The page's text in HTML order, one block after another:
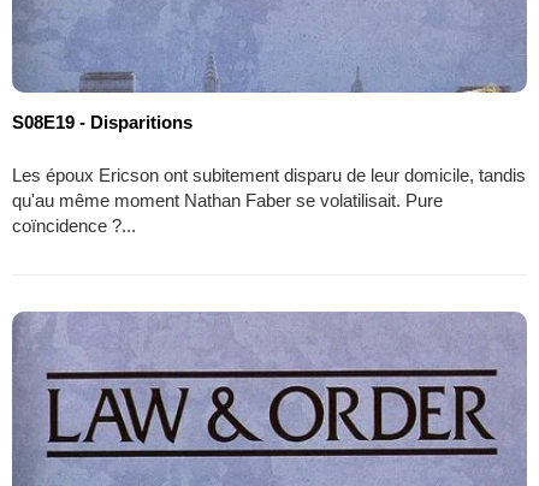
S08E19 - Disparitions
Les époux Ericson ont subitement disparu de leur domicile, tandis
qu'au même moment Nathan Faber se volatilisait. Pure
coïncidence ?...